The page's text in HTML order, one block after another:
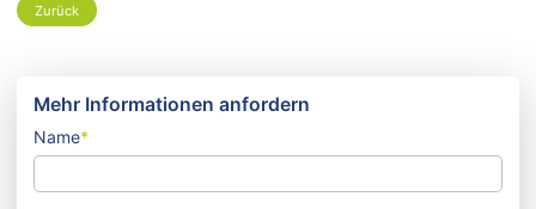
Zurück
Mehr Informationen anfordern
Name*